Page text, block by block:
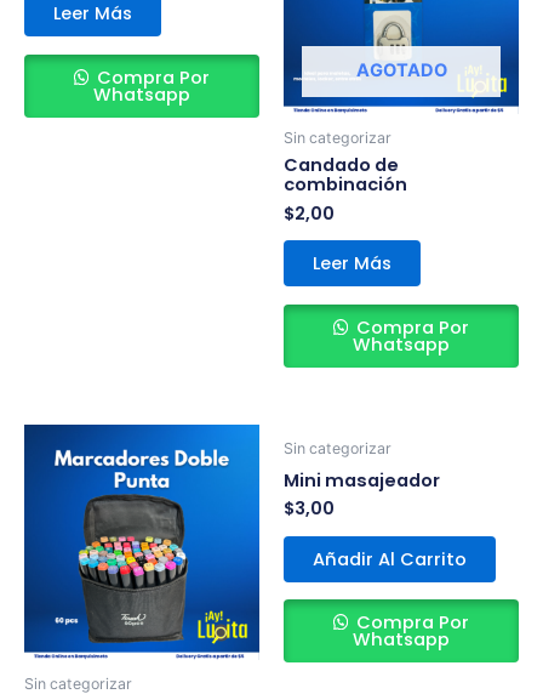
Leer Más
Compra Por
Whatsapp
AGOTADO
Sin categorizar
Candado de
combinación
$2,00
Leer Más
Compra Por
Whatsapp
Sin categorizar
Sin categorizar
Mini masajeador
$3,00
Añadir Al Carrito
Compra Por
Whatsapp